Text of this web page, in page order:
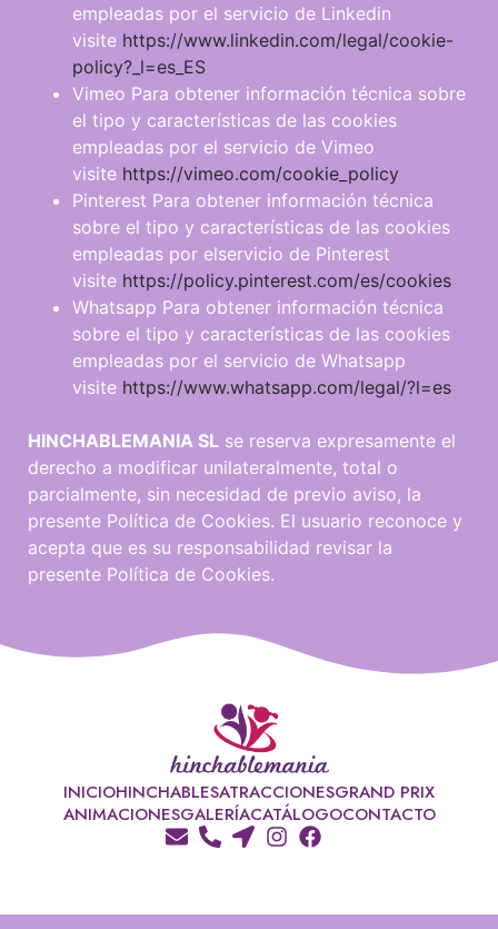
empleadas por el servicio de Linkedin
visite https://www.linkedin.com/legal/cookie-
policy?_l=es_ES
Vimeo Para obtener información técnica sobre
el tipo y características de las cookies
empleadas por el servicio de Vimeo
visite https://vimeo.com/cookie_policy
Pinterest Para obtener información técnica
sobre el tipo y características de las cookies
empleadas por elservicio de Pinterest
visite https://policy.pinterest.com/es/cookies
Whatsapp Para obtener información técnica
sobre el tipo y características de las cookies
empleadas por el servicio de Whatsapp
visite https://www.whatsapp.com/legal/?l=es
HINCHABLEMANIA SL se reserva expresamente el
derecho a modificar unilateralmente, total o
parcialmente, sin necesidad de previo aviso, la
presente Política de Cookies. El usuario reconoce y
acepta que es su responsabilidad revisar la
presente Política de Cookies.
INICIOHINCHABLESATRACCIONESGRAND PRIX
ANIMACIONESGALERÍACATÁLOGOCONTACTO